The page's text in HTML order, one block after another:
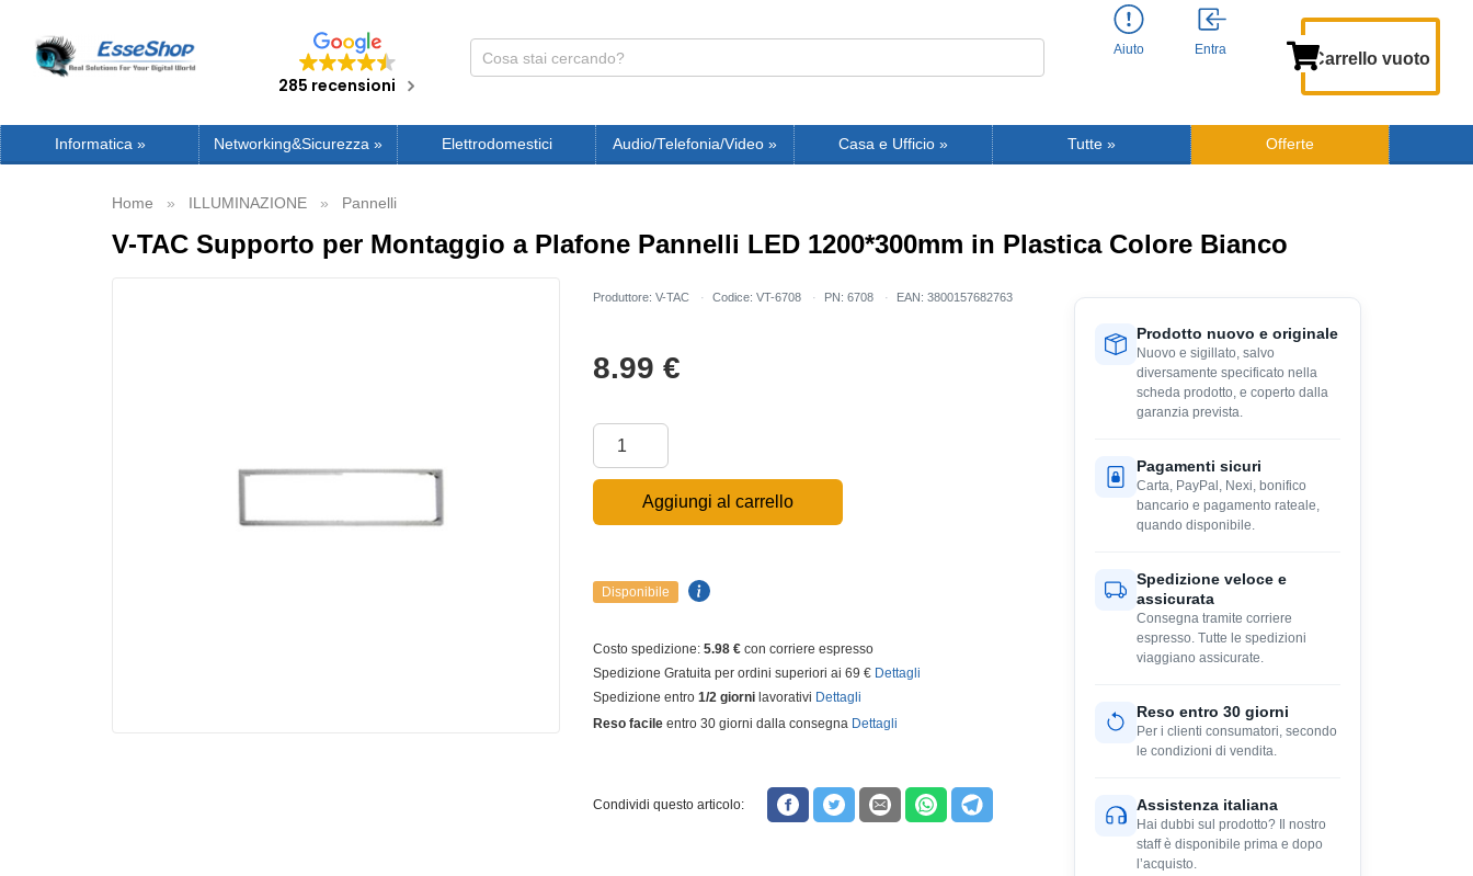
285 recensioni
Aiuto Entra Carrello vuoto
Informatica» Networking&Sicurezza » Elettrodomestici Audio/Telefonia/Video » Casa e Ufficio » Tutte » Offerte
Home ILLUMINAZIONE Pannelli
V-TAC Supporto per Montaggio a Plafone Pannelli LED 1200*300mm in Plastica Colore Bianco
Produttore: V-TAC Codice: VT-6708 PN: 6708 EAN: 3800157682763
8.99 €
Aggiungi al carrello
Disponibile
Costo spedizione: 5.98 € con corriere espresso
Spedizione Gratuita per ordini superiori ai 69 € Dettagli
Spedizione entro 1/2 giornilavorativi Dettagli
Reso facileentro 30 giorni dalla consegna Dettagli
Condividi questo articolo:
Prodotto nuovo e originale
Nuovo e sigillato, salvo
diversamente specificato nella
scheda prodotto, e coperto dalla
garanzia prevista.
Pagamenti sicuri
Carta, PayPal, Nexi, bonifico
bancario e pagamento rateale,
quando disponibile.
Spedizione veloce e
assicurata
Consegna tramite corriere
espresso. Tutte le spedizioni
viaggiano assicurate.
Reso entro 30 giorni
Per i clienti consumatori, secondo
le condizioni di vendita.
Assistenza italiana
Hai dubbi sul prodotto? Il nostro
staff è disponibile prima e dopo
l’acquisto.